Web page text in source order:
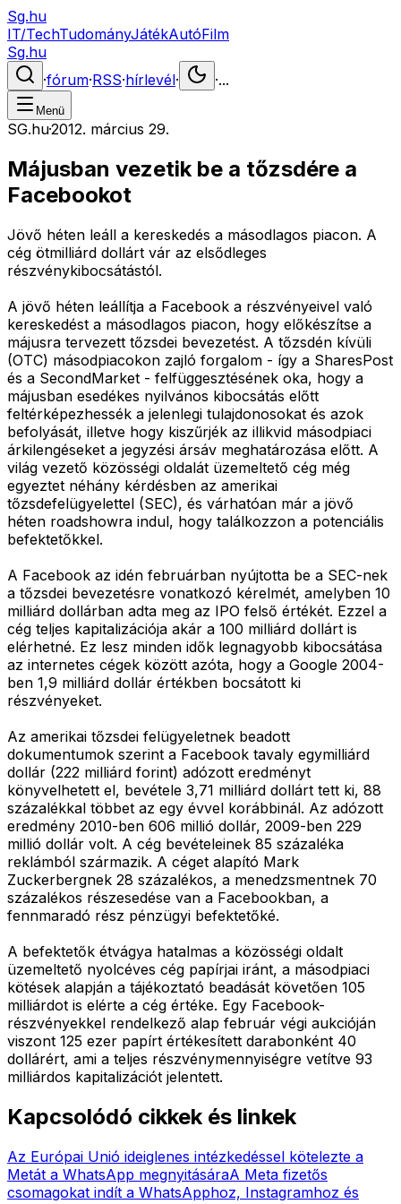
Sg.hu
IT/TechTudományJátékAutóFilm
Sg.hu
·fórum·RSS·hírlevél· ·...
Menü
SG.hu·2012. március 29.
Májusban vezetik be a tőzsdére a
Facebookot
Jövő héten leáll a kereskedés a másodlagos piacon. A
cég ötmilliárd dollárt vár az elsődleges
részvénykibocsátástól.
A jövő héten leállítja a Facebook a részvényeivel való
kereskedést a másodlagos piacon, hogy előkészítse a
májusra tervezett tőzsdei bevezetést. A tőzsdén kívüli
(OTC) másodpiacokon zajló forgalom - így a SharesPost
és a SecondMarket - felfüggesztésének oka, hogy a
májusban esedékes nyilvános kibocsátás előtt
feltérképezhessék a jelenlegi tulajdonosokat és azok
befolyását, illetve hogy kiszűrjék az illikvid másodpiaci
árkilengéseket a jegyzési ársáv meghatározása előtt. A
világ vezető közösségi oldalát üzemeltető cég még
egyeztet néhány kérdésben az amerikai
tőzsdefelügyelettel (SEC), és várhatóan már a jövő
héten roadshowra indul, hogy találkozzon a potenciális
befektetőkkel.
A Facebook az idén februárban nyújtotta be a SEC-nek
a tőzsdei bevezetésre vonatkozó kérelmét, amelyben 10
milliárd dollárban adta meg az IPO felső értékét. Ezzel a
cég teljes kapitalizációja akár a 100 milliárd dollárt is
elérhetné. Ez lesz minden idők legnagyobb kibocsátása
az internetes cégek között azóta, hogy a Google 2004-
ben 1,9 milliárd dollár értékben bocsátott ki
részvényeket.
Az amerikai tőzsdei felügyeletnek beadott
dokumentumok szerint a Facebook tavaly egymilliárd
dollár (222 milliárd forint) adózott eredményt
könyvelhetett el, bevétele 3,71 milliárd dollárt tett ki, 88
százalékkal többet az egy évvel korábbinál. Az adózott
eredmény 2010-ben 606 millió dollár, 2009-ben 229
millió dollár volt. A cég bevételeinek 85 százaléka
reklámból származik. A céget alapító Mark
Zuckerbergnek 28 százalékos, a menedzsmentnek 70
százalékos részesedése van a Facebookban, a
fennmaradó rész pénzügyi befektetőké.
A befektetők étvágya hatalmas a közösségi oldalt
üzemeltető nyolcéves cég papírjai iránt, a másodpiaci
kötések alapján a tájékoztató beadását követően 105
milliárdot is elérte a cég értéke. Egy Facebook-
részvényekkel rendelkező alap február végi aukcióján
viszont 125 ezer papírt értékesített darabonként 40
dollárért, ami a teljes részvénymennyiségre vetítve 93
milliárdos kapitalizációt jelentett.
Kapcsolódó cikkek és linkek
Az Európai Unió ideiglenes intézkedéssel kötelezte a
Metát a WhatsApp megnyitásáraA Meta fizetős
csomagokat indít a WhatsApphoz, Instagramhoz és